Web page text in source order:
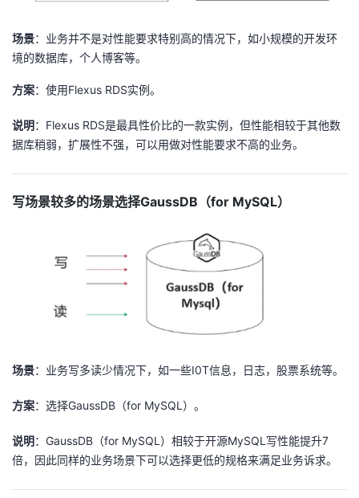
场景：业务并不是对性能要求特别高的情况下，如小规模的开发环
境的数据库，个人博客等。
方案：使用Flexus RDS实例。
说明 ：Flexus RDS是最具性价比的一款实例，但性能相较于其他数
据库稍弱，扩展性不强，可以用做对性能要求不高的业务。
写场景较多的场景选择GaussDB（for MySQL）
场景：业务写多读少情况下，如一些I0T信息，日志，股票系统等。
方案：选择GaussDB（for MySQL）。
说明：GaussDB（for MySQL）相较于开源MySQL写性能提升7
倍，因此同样的业务场景下可以选择更低的规格来满足业务诉求。